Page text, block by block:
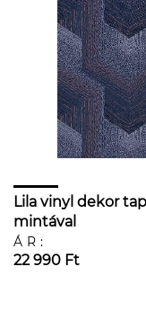
Lila vinyl dekor
mintával
ÁR:
22 990 Ft